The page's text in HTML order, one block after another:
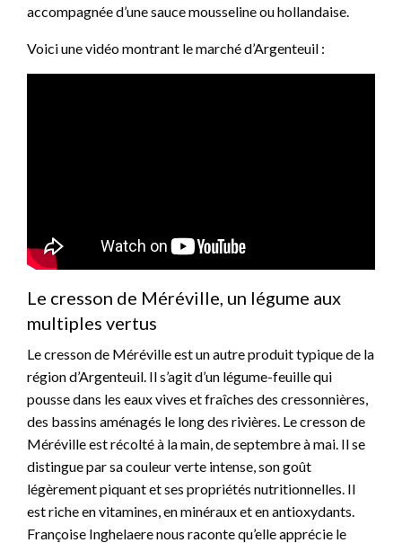
accompagnée d’une sauce mousseline ou hollandaise.
Voici une vidéo montrant le marché d’Argenteuil :
Le cresson de Méréville, un légume aux
multiples vertus
Le cresson de Méréville est un autre produit typique de la
région d’Argenteuil. Il s’agit d’un légume-feuille qui
pousse dans les eaux vives et fraîches des cressonnières,
des bassins aménagés le long des rivières. Le cresson de
Méréville est récolté à la main, de septembre à mai. Il se
distingue par sa couleur verte intense, son goût
légèrement piquant et ses propriétés nutritionnelles. Il
est riche en vitamines, en minéraux et en antioxydants.
Françoise Inghelaere nous raconte qu’elle apprécie le